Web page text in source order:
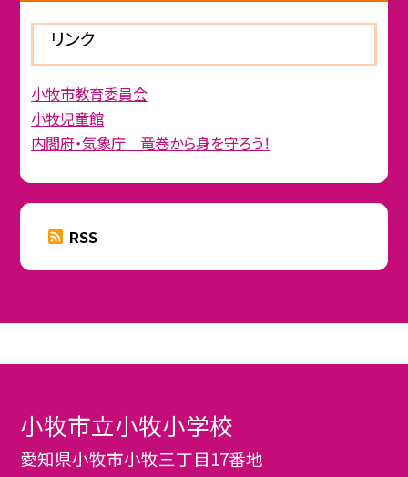
リンク
小牧市教育委員会
小牧児童館
内閣府・気象庁 竜巻から身を守ろう！
RSS
小牧市立小牧小学校
愛知県小牧市小牧三丁目17番地